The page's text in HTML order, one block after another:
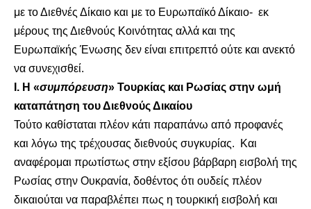
με το Διεθνές Δίκαιο και με το Ευρωπαϊκό Δίκαιο- εκ
μέρους της Διεθνούς Κοινότητας αλλά και της
Ευρωπαϊκής Ένωσης δεν είναι επιτρεπτό ούτε και ανεκτό
να συνεχισθεί.
Ι. Η «συμπόρευση» Τουρκίας και Ρωσίας στην ωμή
καταπάτηση του Διεθνούς Δικαίου
Τούτο καθίσταται πλέον κάτι παραπάνω από προφανές
και λόγω της τρέχουσας διεθνούς συγκυρίας. Και
αναφέρομαι πρωτίστως στην εξίσου βάρβαρη εισβολή της
Ρωσίας στην Ουκρανία, δοθέντος ότι ουδείς πλέον
δικαιούται να παραβλέπει πως η τουρκική εισβολή και